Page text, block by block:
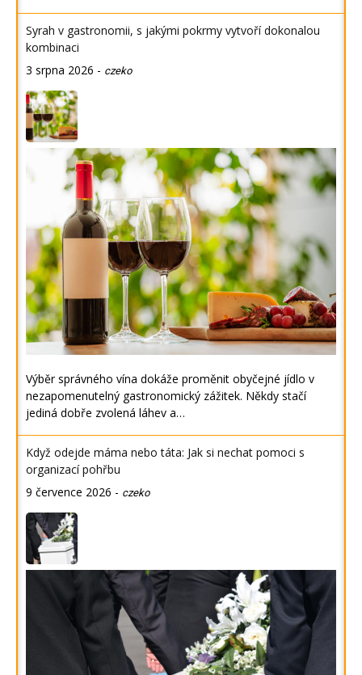
Syrah v gastronomii, s jakými pokrmy vytvoří dokonalou
kombinaci
3 srpna 2026 - czeko
Výběr správného vína dokáže proměnit obyčejné jídlo v
nezapomenutelný gastronomický zážitek. Někdy stačí
jediná dobře zvolená láhev a…
Když odejde máma nebo táta: Jak si nechat pomoci s
organizací pohřbu
9 července 2026 - czeko